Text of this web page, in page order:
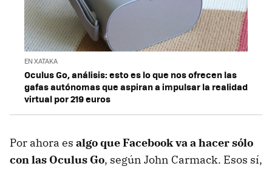
EN XATAKA
Oculus Go, análisis: esto es lo que nos ofrecen las
gafas autónomas que aspiran a impulsar la realidad
virtual por 219 euros
Por ahora es algo que Facebook va a hacer sólo
con las Oculus Go, según John Carmack. Esos sí,